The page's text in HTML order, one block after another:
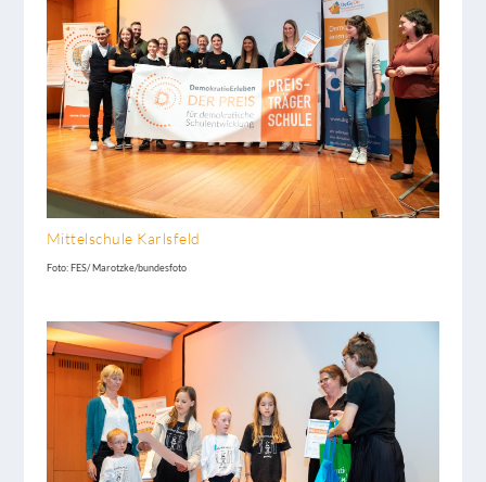
Mittelschule Karlsfeld
Foto: FES/ Marotzke/bundesfoto